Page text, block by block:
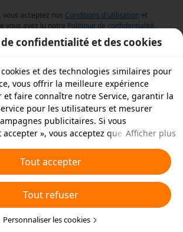
vous acceptez nos Conditions d'utilisation et
vous avez lu notre Politique de confidentialité.
confidentialité et des cookies
et des technologies similaires pour
vous offrir la meilleure expérience
et faire connaître notre Service, garantir la
pour les utilisateurs et mesurer
publicitaires. Si vous
accepter », vous acceptez que nous et nos
appareil à des fins publicitaires. Vous
tous » les cookies non essentiels ou
cookies que vous souhaitez accepter ou
dans vos paramètres de confidentialité
Personnaliser les cookies » ci-dessous.
consultez notrePolitique relative aux
Afficher plus
Tout accepter
Tout refuser
Personnaliser les cookies